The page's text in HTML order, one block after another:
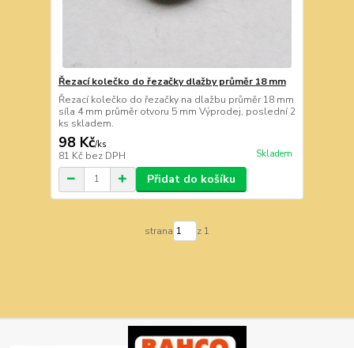
Řezací kolečko do řezačky dlažby průměr 18 mm
Řezací kolečko do řezačky na dlažbu průměr 18 mm
síla 4 mm průměr otvoru 5 mm Výprodej, poslední 2
ks skladem.
98 Kč/ks
81 Kč bez DPH Skladem
Přidat do košíku
strana z 1